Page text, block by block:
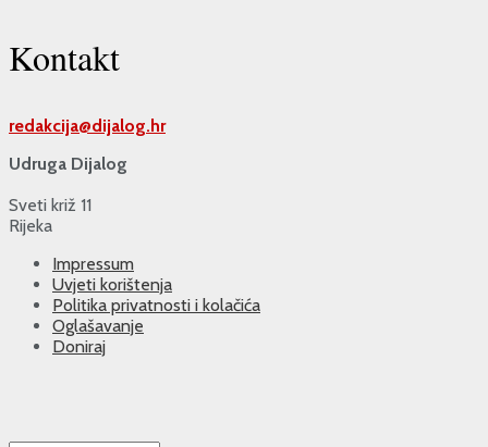
Kontakt
redakcija@dijalog.hr
Udruga Dijalog
Sveti križ 11
Rijeka
Impressum
Uvjeti korištenja
Politika privatnosti i kolačića
Oglašavanje
Doniraj